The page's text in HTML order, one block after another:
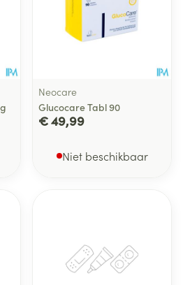
Neocare
Glucocare Tabl 90
€ 49,99
Niet beschikbaar